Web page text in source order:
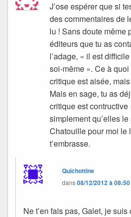
J’ose espérer que si
des commentaires de
lu ! Sans doute même
éditeurs que tu as
l’adage, « il est
soi-même ». Ce à
critique est aisée,
Mais en sage, tu as
critique est
simplement qu’elles
Chatouille pour moi le
t’embrasse.
Quichottine
dans08/12/2012 à 08:50
Ne t’en fais pas, Galet, je suis